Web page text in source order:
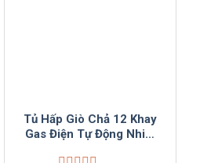
Tủ Hấp Giò Chả 12 Khay
Gas Điện Tự Động Nhiệt